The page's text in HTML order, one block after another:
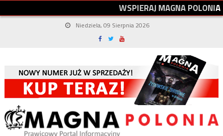
WSPIERAJMAGNAPOLONIA
Niedziela, 09 Sierpnia 2026